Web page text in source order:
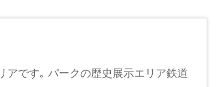
アです｡ パークの歴史展示エリア鉄道